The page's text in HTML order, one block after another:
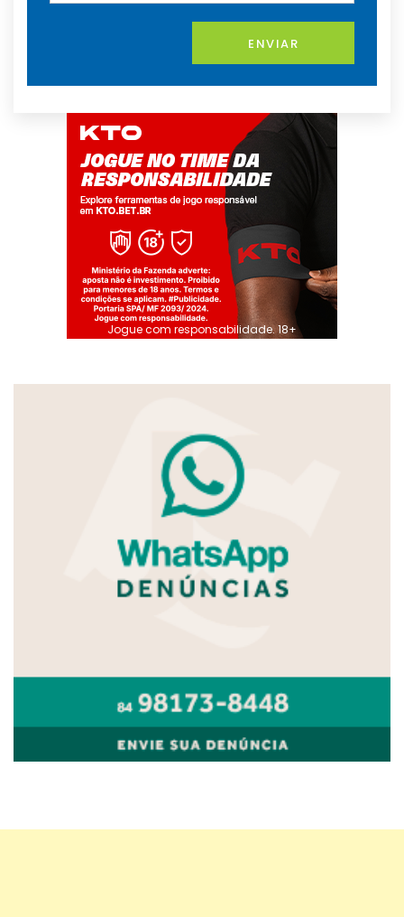
ENVIAR
Jogue com responsabilidade. 18+